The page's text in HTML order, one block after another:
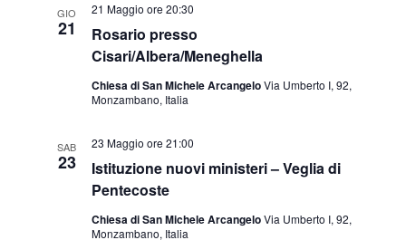
GIO
21
Rosario presso
Cisari/Albera/Meneghella
21 Maggio ore 20:30
Chiesa di San Michele ArcangeloVia Umberto I, 92,
Monzambano, Italia
SAB
23
Istituzione nuovi ministeri – Veglia di
Pentecoste
23 Maggio ore 21:00
Chiesa di San Michele ArcangeloVia Umberto I, 92,
Monzambano, Italia